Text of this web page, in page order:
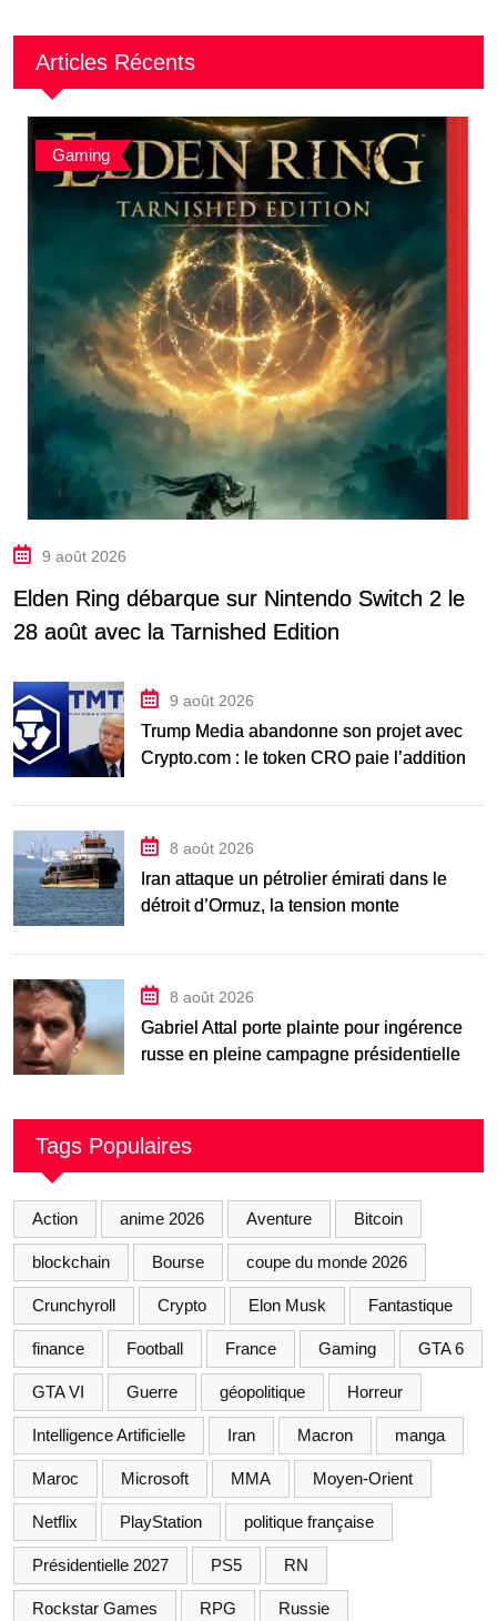
Articles Récents
Gaming
9 août 2026
Elden Ring débarque sur Nintendo Switch 2 le
28 août avec la Tarnished Edition
9 août 2026
Trump Media abandonne son projet avec
Crypto.com : le token CRO paie l’addition
8 août 2026
Iran attaque un pétrolier émirati dans le
détroit d’Ormuz, la tension monte
8 août 2026
Gabriel Attal porte plainte pour ingérence
russe en pleine campagne présidentielle
Tags Populaires
Action anime 2026 Aventure Bitcoin
blockchain Bourse coupe du monde 2026
Crunchyroll Crypto Elon Musk Fantastique
finance Football France Gaming GTA 6
GTA VI Guerre géopolitique Horreur
Intelligence Artificielle Iran Macron manga
Maroc Microsoft MMA Moyen-Orient
Netflix PlayStation politique française
Présidentielle 2027 PS5 RN
Rockstar Games RPG Russie